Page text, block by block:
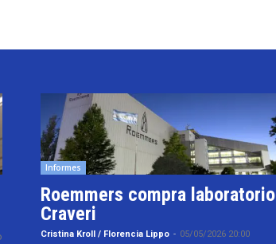
Informes
Roemmers compra laboratorio
Craveri
Cristina Kroll / Florencia Lippo - 05/05/2026 20:00